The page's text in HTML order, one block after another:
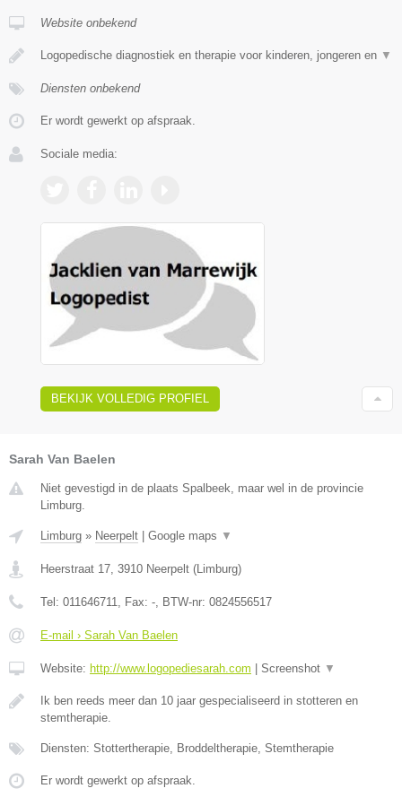
Website onbekend
Logopedische diagnostiek en therapie voor kinderen, jongeren en ▼
Diensten onbekend
Er wordt gewerkt op afspraak.
Sociale media:
BEKIJK VOLLEDIG PROFIEL
Sarah Van Baelen
Niet gevestigd in de plaats Spalbeek, maar wel in de provincie
Limburg.
Limburg » Neerpelt Google maps ▼
Heerstraat 17, 3910 Neerpelt (Limburg)
Tel: 011646711, Fax: -, BTW-nr: 0824556517
E-mail › Sarah Van Baelen
Website: http://www.logopediesarah.com Screenshot ▼
Ik ben reeds meer dan 10 jaar gespecialiseerd in stotteren en
stemtherapie.
Diensten: Stottertherapie, Broddeltherapie, Stemtherapie
Er wordt gewerkt op afspraak.